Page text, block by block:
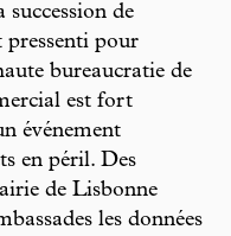
succession de
pour
bureaucratie de
est fort
événement
en péril. Des
de Lisbonne
les données